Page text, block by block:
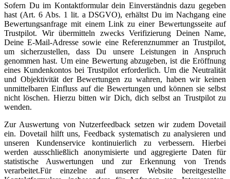
Sofern Du im Kontaktformular dein Einverständnis dazu gegeben
hast (Art. 6 Abs. 1 lit. a DSGVO), erhältst Du im Nachgang eine
Bewertungsanfrage mit einem Link zu einer Bewertungsseite auf
Trustpilot. Wir übermitteln zwecks Verifizierung Deinen Name,
Deine E-Mail-Adresse sowie eine Referenznummer an Trustpilot,
um sicherzustellen, dass Du unsere Leistungen in Anspruch
genommen hast. Um eine Bewertung abzugeben, ist die Eröffnung
eines Kundenkontos bei Trustpilot erforderlich. Um die Neutralität
und Objektivität der Bewertungen zu wahren, haben wir keinen
unmittelbaren Einfluss auf die Bewertungen und können sie selbst
nicht löschen. Hierzu bitten wir Dich, dich selbst an Trustpilot zu
wenden.
Zur Auswertung von Nutzerfeedback setzen wir zudem Dovetail
ein. Dovetail hilft uns, Feedback systematisch zu analysieren und
unseren Kundenservice kontinuierlich zu verbessern. Hierbei
werden ausschließlich anonymisierte und aggregierte Daten für
statistische Auswertungen und zur Erkennung von Trends
verarbeitet.Für einzelne auf unserer Website bereitgestellte